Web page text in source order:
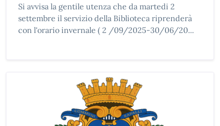
Si avvisa la gentile utenza che da martedi 2
settembre il servizio della Biblioteca riprenderà
con l'orario invernale ( 2 /09/2025-30/06/20...